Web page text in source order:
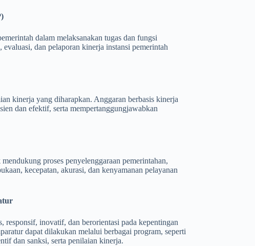
dalam melaksanakan tugas dan fungsi
dan pelaporan kinerja instansi pemerintah
kinerja yang diharapkan. Anggaran berbasis kinerja
dan efektif, serta mempertanggungjawabkan
proses penyelenggaraan pemerintahan,
kecepatan, akurasi, dan kenyamanan pelayanan
responsif, inovatif, dan berorientasi pada kepentingan
dapat dilakukan melalui berbagai program, seperti
dan sanksi, serta penilaian kinerja.